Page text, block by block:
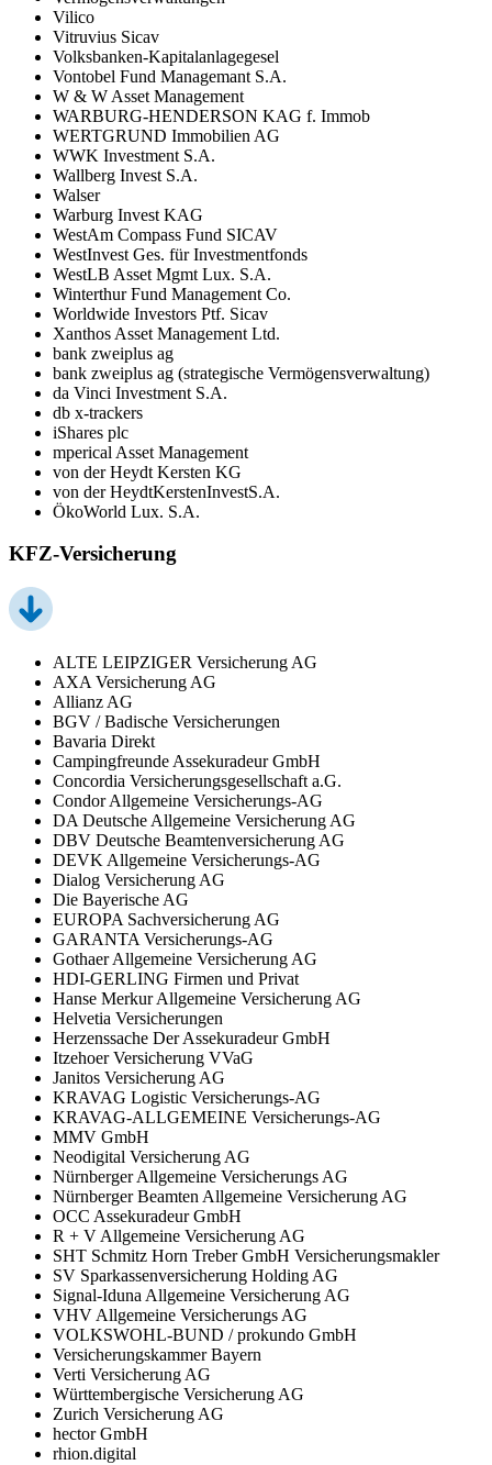
Vilico
Vitruvius Sicav
Volksbanken-Kapitalanlagegesel
Vontobel Fund Managemant S.A.
W & W Asset Management
WARBURG-HENDERSON KAG f. Immob
WERTGRUND Immobilien AG
WWK Investment S.A.
Wallberg Invest S.A.
Walser
Warburg Invest KAG
WestAm Compass Fund SICAV
WestInvest Ges. für Investmentfonds
WestLB Asset Mgmt Lux. S.A.
Winterthur Fund Management Co.
Worldwide Investors Ptf. Sicav
Xanthos Asset Management Ltd.
bank zweiplus ag
bank zweiplus ag (strategische Vermögensverwaltung)
da Vinci Investment S.A.
db x-trackers
iShares plc
mperical Asset Management
von der Heydt Kersten KG
von der HeydtKerstenInvestS.A.
ÖkoWorld Lux. S.A.
KFZ-Versicherung
ALTE LEIPZIGER Versicherung AG
AXA Versicherung AG
Allianz AG
BGV / Badische Versicherungen
Bavaria Direkt
Campingfreunde Assekuradeur GmbH
Concordia Versicherungsgesellschaft a.G.
Condor Allgemeine Versicherungs-AG
DA Deutsche Allgemeine Versicherung AG
DBV Deutsche Beamtenversicherung AG
DEVK Allgemeine Versicherungs-AG
Dialog Versicherung AG
Die Bayerische AG
EUROPA Sachversicherung AG
GARANTA Versicherungs-AG
Gothaer Allgemeine Versicherung AG
HDI-GERLING Firmen und Privat
Hanse Merkur Allgemeine Versicherung AG
Helvetia Versicherungen
Herzenssache Der Assekuradeur GmbH
Itzehoer Versicherung VVaG
Janitos Versicherung AG
KRAVAG Logistic Versicherungs-AG
KRAVAG-ALLGEMEINE Versicherungs-AG
MMV GmbH
Neodigital Versicherung AG
Nürnberger Allgemeine Versicherungs AG
Nürnberger Beamten Allgemeine Versicherung AG
OCC Assekuradeur GmbH
R + V Allgemeine Versicherung AG
SHT Schmitz Horn Treber GmbH Versicherungsmakler
SV Sparkassenversicherung Holding AG
Signal-Iduna Allgemeine Versicherung AG
VHV Allgemeine Versicherungs AG
VOLKSWOHL-BUND / prokundo GmbH
Versicherungskammer Bayern
Verti Versicherung AG
Württembergische Versicherung AG
Zurich Versicherung AG
hector GmbH
rhion.digital